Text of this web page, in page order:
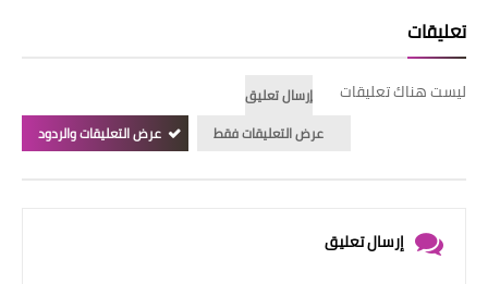
تعليقات
ليست هناك تعليقات
إرسال تعليق
عرض التعليقات فقط
عرض التعليقات والردود
إرسال تعليق